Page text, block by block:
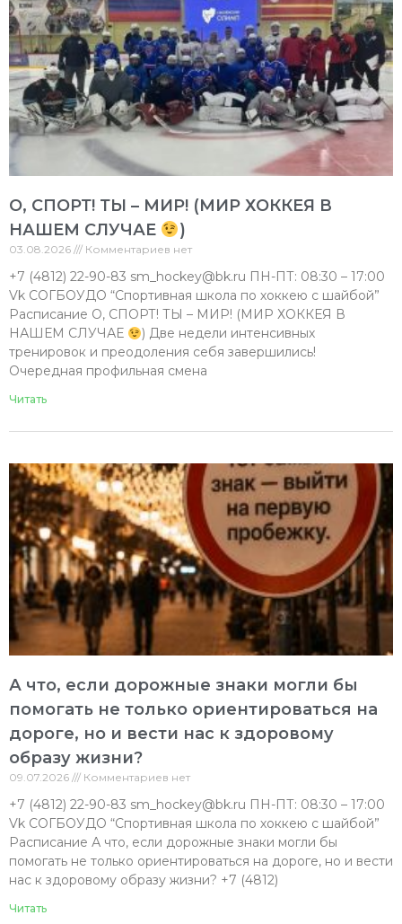
О, СПОРТ! ТЫ – МИР! (МИР ХОККЕЯ В
НАШЕМ СЛУЧАЕ
)
03.08.2026 Комментариев нет
+7 (4812) 22-90-83 sm_hockey@bk.ru ПН-ПТ: 08:30 – 17:00
Vk СОГБОУДО “Спортивная школа по хоккею с шайбой”
Расписание О, СПОРТ! ТЫ – МИР! (МИР ХОККЕЯ В
НАШЕМ СЛУЧАЕ
) Две недели интенсивных
тренировок и преодоления себя завершились!
Очередная профильная смена
Читать
А что, если дорожные знаки могли бы
помогать не только ориентироваться на
дороге, но и вести нас к здоровому
образу жизни?
09.07.2026 Комментариев нет
+7 (4812) 22-90-83 sm_hockey@bk.ru ПН-ПТ: 08:30 – 17:00
Vk СОГБОУДО “Спортивная школа по хоккею с шайбой”
Расписание А что, если дорожные знаки могли бы
помогать не только ориентироваться на дороге, но и вести
нас к здоровому образу жизни? +7 (4812)
Читать